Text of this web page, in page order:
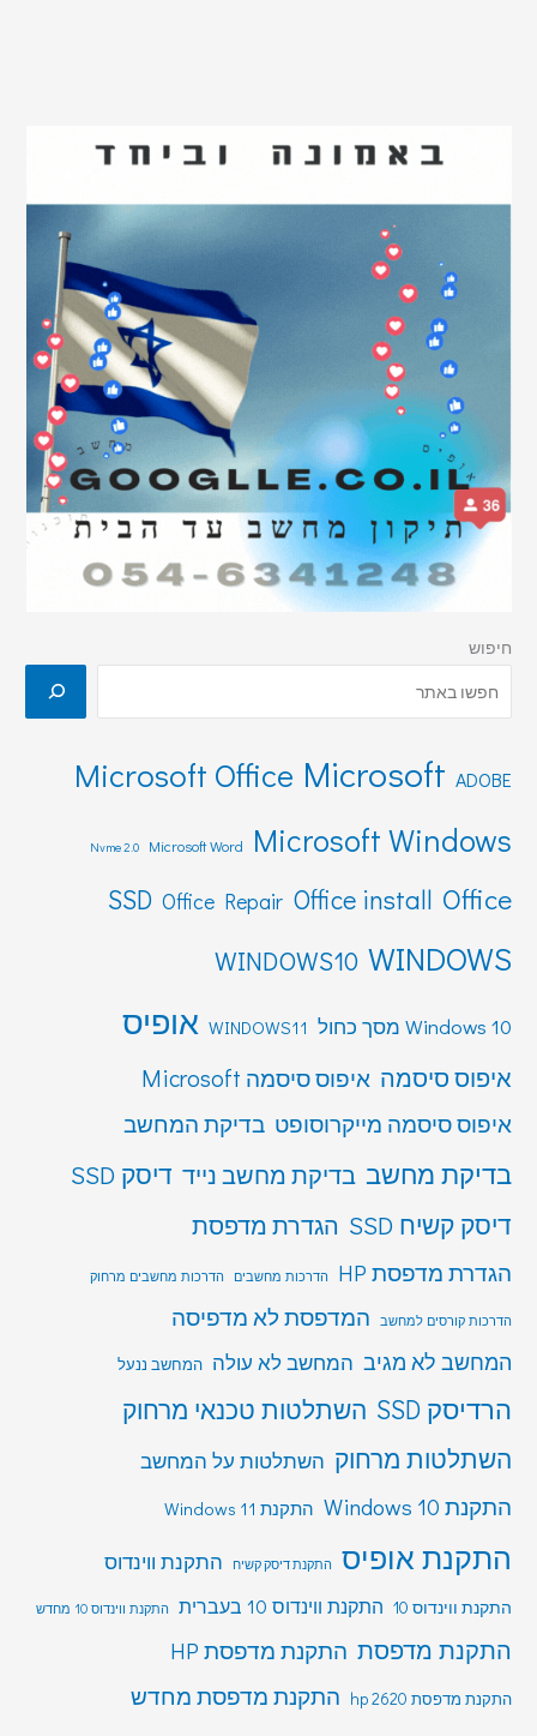
חיפוש
ADOBE
Microsoft
Microsoft Office
Microsoft Windows
Microsoft Word
Nvme 2.0
Office
Office install
Office Repair
SSD
WINDOWS
WINDOWS10
Windows 10 מסך כחול WINDOWS11 אופיס
איפוס סיסמה איפוס סיסמה Microsoft
איפוס סיסמה מייקרוסופט בדיקת המחשב
בדיקת מחשב בדיקת מחשב נייד דיסק SSD
דיסק קשיח SSD
הגדרת מדפסת
הגדרת מדפסת HP הדרכות מחשבים הדרכות מחשבים מרחוק
הדרכות קורסים למחשב המדפסת לא מדפיסה
המחשב לא מגיב המחשב לא עולה המחשב ננעל
הרדיסק SSD
השתלטות טכנאי מרחוק
השתלטות מרחוק השתלטות על המחשב
התקנת Windows 10 התקנת Windows 11
התקנת אופיס התקנת דיסק קשיח התקנת ווינדוס
התקנת ווינדוס 10 התקנת ווינדוס 10 בעברית התקנת ווינדוס 10 מחדש
התקנת מדפסת התקנת מדפסת HP
התקנת מדפסת hp 2620 התקנת מדפסת מחדש